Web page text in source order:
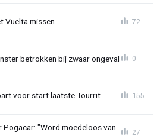
Vuelta missen 72
betrokken bij zwaar ongeval 0
voor start laatste Tourrit 155
Pogacar: "Word moedeloos van
27